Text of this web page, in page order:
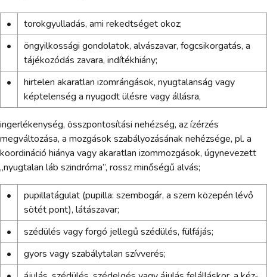
•
torokgyulladás, ami rekedtséget okoz;
•
öngyilkossági gondolatok, alvászavar, fogcsikorgatás, a
tájékozódás zavara, indítékhiány;
•
hirtelen akaratlan izomrángások, nyugtalanság vagy
képtelenség a nyugodt ülésre vagy állásra,
ingerlékenység, összpontosítási nehézség, az ízérzés
megváltozása, a mozgások szabályozásának nehézsége, pl. a
koordináció hiánya vagy akaratlan izommozgások, úgynevezett
„nyugtalan láb szindróma”, rossz minőségű alvás;
•
pupillatágulat (pupilla: szembogár, a szem közepén lévő
sötét pont), látászavar;
•
szédülés vagy forgó jellegű szédülés, fülfájás;
•
gyors vagy szabálytalan szívverés;